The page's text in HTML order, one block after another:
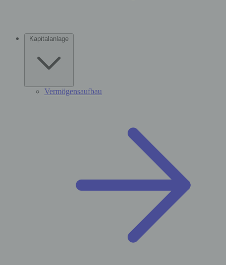
Kapitalanlage
Vermögensaufbau